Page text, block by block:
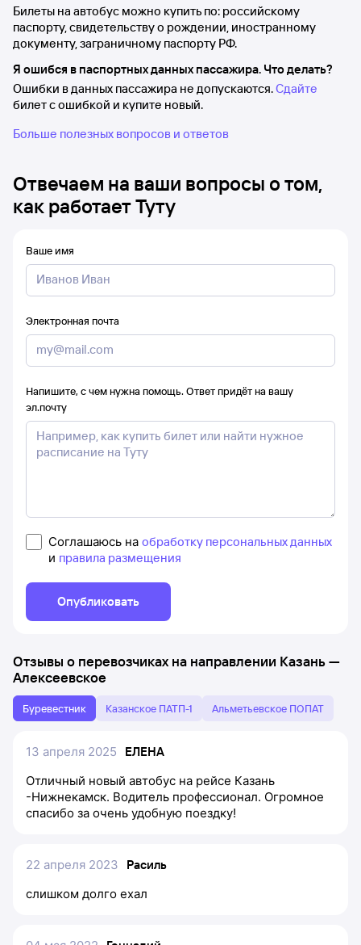
Билеты на автобус можно купить по: российскому
паспорту, свидетельству о рождении, иностранному
документу, заграничному паспорту РФ.
Я ошибся в паспортных данных пассажира. Что делать?
Ошибки в данных пассажира не допускаются.Сдайте
билет с ошибкой и купите новый.
Больше полезных вопросов и ответов
Отвечаем на ваши вопросы о том,
как работает Туту
Ваше имя
Электронная почта
Напишите, с чем нужна помощь. Ответ придёт на вашу
эл.почту
Соглашаюсь на обработку персональных данных
и правила размещения
Опубликовать
Отзывы о перевозчиках на направлении Казань—
Алексеевское
Буревестник Казанское ПАТП-1 Альметьевское ПОПАТ
13 апреля 2025
ЕЛЕНА
Отличный новый автобус на рейсе Казань
-Нижнекамск. Водитель профессионал. Огромное
спасибо за очень удобную поездку!
22 апреля 2023
Расиль
слишком долго ехал